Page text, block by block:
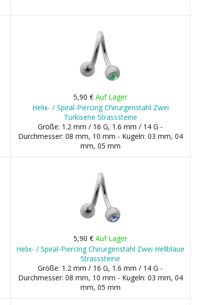
5,90 €Auf Lager
Helix- / Spiral-Piercing Chirurgenstahl Zwei
Türkisene Strasssteine
Größe: 1.2 mm / 16 G, 1.6 mm / 14 G -
Durchmesser: 08 mm, 10 mm - Kugeln: 03 mm, 04
mm, 05 mm
5,90 €Auf Lager
Helix- / Spiral-Piercing Chirurgenstahl Zwei Hellblaue
Strasssteine
Größe: 1.2 mm / 16 G, 1.6 mm / 14 G -
Durchmesser: 08 mm, 10 mm - Kugeln: 03 mm, 04
mm, 05 mm